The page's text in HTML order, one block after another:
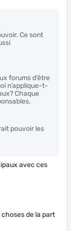
Ce sont
forums d’être
n’applique-t-
Chaque
pouvoir les
avec ces
choses de la part